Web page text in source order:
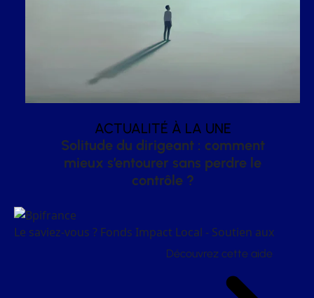
ACTUALITÉ À LA UNE
Solitude du dirigeant : comment
mieux s’entourer sans perdre le
contrôle ?
Le saviez-vous ? Fonds Impact Local - Soutien aux
Découvrez cette aide